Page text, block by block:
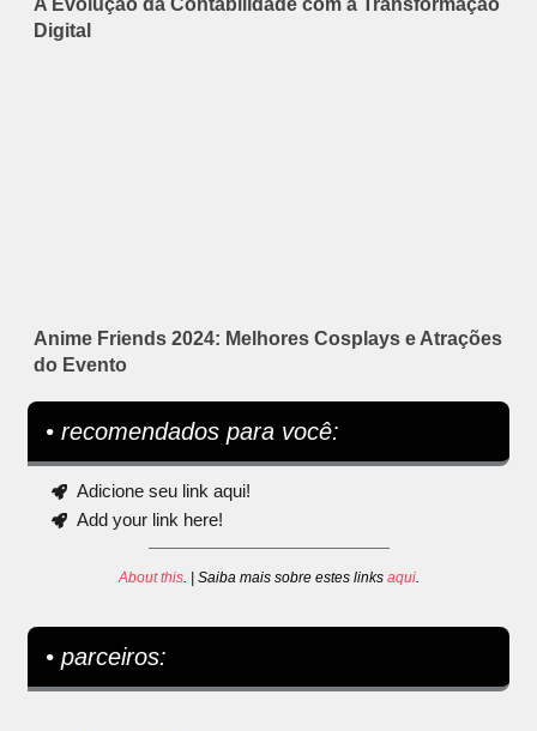
A Evolução da Contabilidade com a Transformação
Digital
Anime Friends 2024: Melhores Cosplays e Atrações
do Evento
• recomendados para você:
Adicione seu link aqui!
Add your link here!
About this. | Saiba mais sobre estes links aqui.
• parceiros: